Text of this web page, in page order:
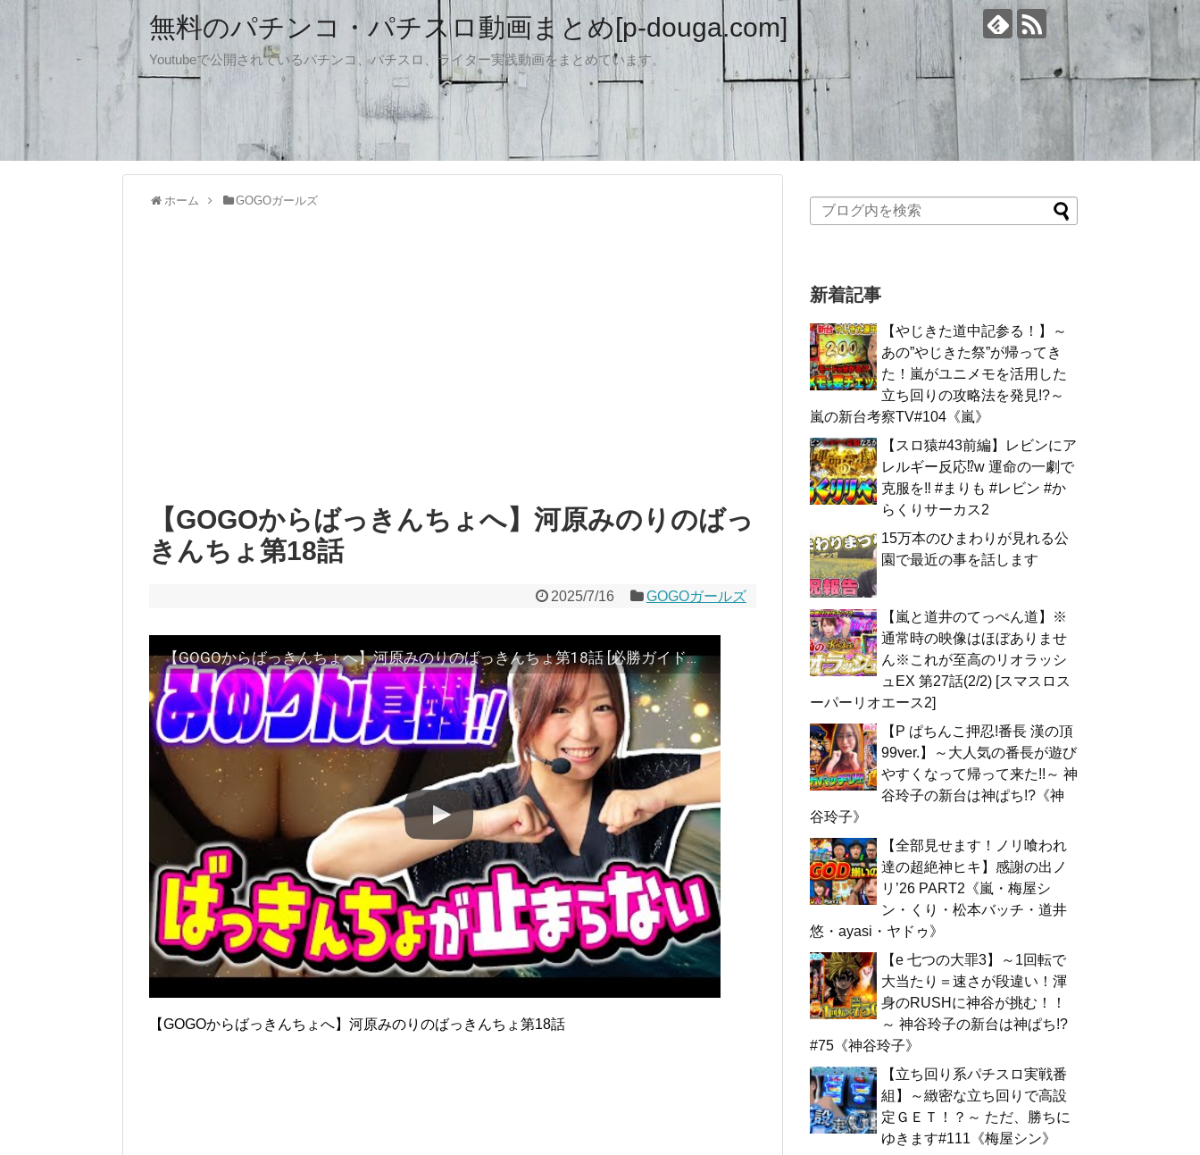
無料のパチンコ・パチスロ動画まとめ[p-douga.com]
Youtubeで公開されているパチンコ、パチスロ、ライター実践動画をまとめています。
ホーム GOGOガールズ
【GOGOからばっきんちょへ】河原みのりのばっ
きんちょ第18話
2025/7/16 GOGOガールズ
【GOGOからばっきんちょへ】河原みのりのばっきんちょ第18話 [必勝ガイドチャンネルオリジナル番組]
【GOGOからばっきんちょへ】河原みのりのばっきんちょ第18話
新着記事
【やじきた道中記参る！】～
あの”やじきた祭”が帰ってき
た！嵐がユニメモを活用した
立ち回りの攻略法を発見!?～
嵐の新台考察TV#104《嵐》
【スロ猿#43前編】レビンにア
レルギー反応⁉w 運命の一劇で
克服を‼ #まりも #レビン #か
らくりサーカス2
15万本のひまわりが見れる公
園で最近の事を話します
【嵐と道井のてっぺん道】※
通常時の映像はほぼありませ
ん※これが至高のリオラッシ
ュEX 第27話(2/2) [スマスロス
ーパーリオエース2]
【P ぱちんこ押忍!番長 漢の頂
99ver.】～大人気の番長が遊び
やすくなって帰って来た!!～ 神
谷玲子の新台は神ぱち!?《神
谷玲子》
【全部見せます！ノリ喰われ
達の超絶神ヒキ】感謝の出ノ
リ’26 PART2《嵐・梅屋シ
ン・くり・松本バッチ・道井
悠・ayasi・ヤドゥ》
【e 七つの大罪3】～1回転で
大当たり＝速さが段違い！渾
身のRUSHに神谷が挑む！！
～ 神谷玲子の新台は神ぱち!?
#75《神谷玲子》
【立ち回り系パチスロ実戦番
組】～緻密な立ち回りで高設
定ＧＥＴ！？～ ただ、勝ちに
ゆきます#111《梅屋シン》